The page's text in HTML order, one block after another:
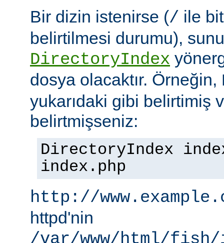
Bir dizin istenirse (/ ile
belirtilmesi durumu),
DirectoryIndex
dosya olacaktır. Örneğin,
yukarıdaki gibi belirtimiş
belirtmişseniz:
DirectoryIndex
index.php
http://
httpd'nin
/var/www/html/